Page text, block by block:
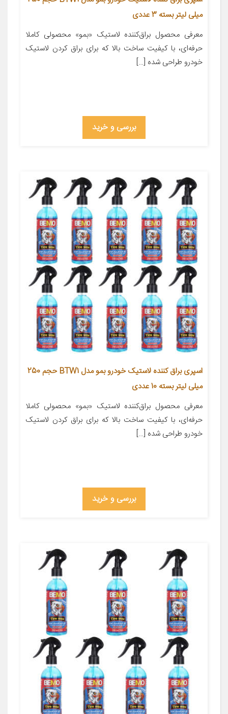
میلی لیتر بسته 3 عددی
معرفی محصول براق‌کننده‌ لاستیک «بمو» محصولی کاملا
حرفه‌ای، با کیفیت ساخت بالا که برای براق ‌کردن لاستیک
خودرو طراحی ‌شده […]
بررسی و خرید
اسپری براق کننده لاستیک خودرو بمو مدل BTW1 حجم 250
میلی لیتر بسته 10 عددی
معرفی محصول براق‌کننده‌ لاستیک «بمو» محصولی کاملا
حرفه‌ای، با کیفیت ساخت بالا که برای براق ‌کردن لاستیک
خودرو طراحی ‌شده […]
بررسی و خرید